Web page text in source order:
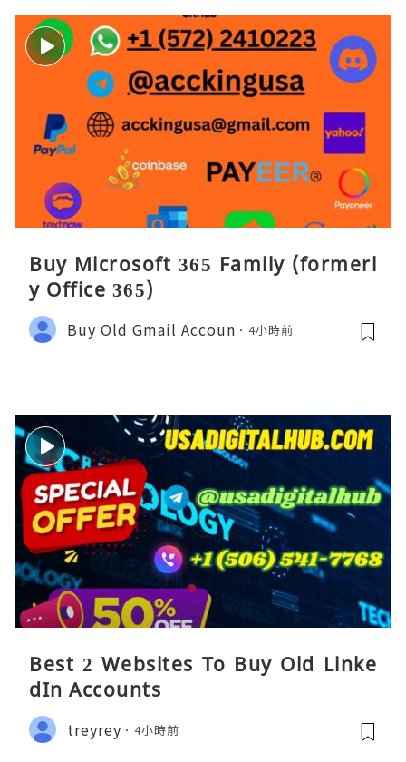
Buy Microsoft 365 Family (formerl
y Office 365)
Buy Old Gmail Accoun 4小時前
Best 2 Websites To Buy Old Linke
dIn Accounts
treyrey 4小時前